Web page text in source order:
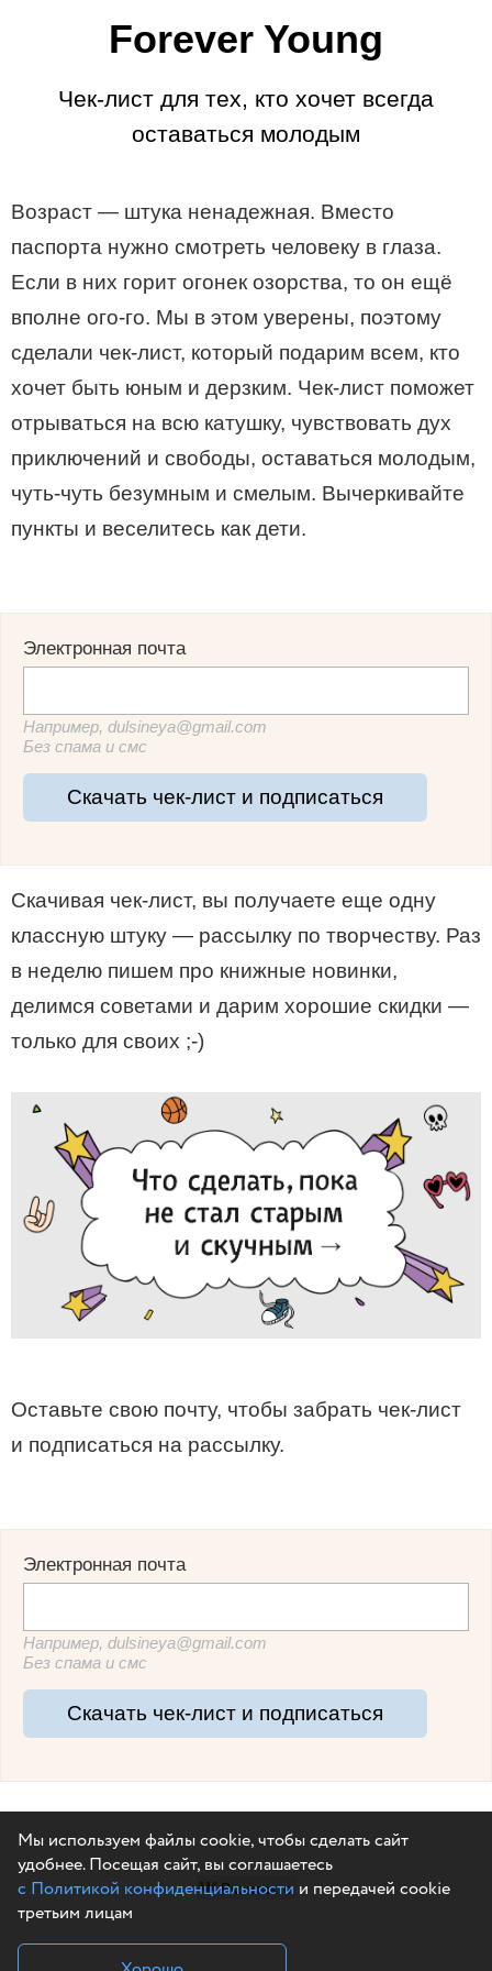
Forever Young
Чек-лист для тех, кто хочет всегда
оставаться молодым
Возраст — штука ненадежная. Вместо
паспорта нужно смотреть человеку в глаза.
Если в них горит огонек озорства, то он ещё
вполне ого-го. Мы в этом уверены, поэтому
сделали чек-лист, который подарим всем, кто
хочет быть юным и дерзким. Чек-лист поможет
отрываться на всю катушку, чувствовать дух
приключений и свободы, оставаться молодым,
чуть-чуть безумным и смелым. Вычеркивайте
пункты и веселитесь как дети.
Электронная почта
Например, dulsineya@gmail.com
Без спама и смс
Скачать чек-лист и подписаться
Скачивая чек-лист, вы получаете еще одну
классную штуку — рассылку по творчеству. Раз
в неделю пишем про книжные новинки,
делимся советами и дарим хорошие скидки —
только для своих ;-)
Оставьте свою почту, чтобы забрать чек-лист
и подписаться на рассылку.
Электронная почта
Например, dulsineya@gmail.com
Без спама и смс
Скачать чек-лист и подписаться
Вконтакте
Мы используем файлы cookie, чтобы сделать сайт
удобнее. Посещая сайт, вы соглашаетесь
с Политикой конфиденциальности и передачей cookie
третьим лицам